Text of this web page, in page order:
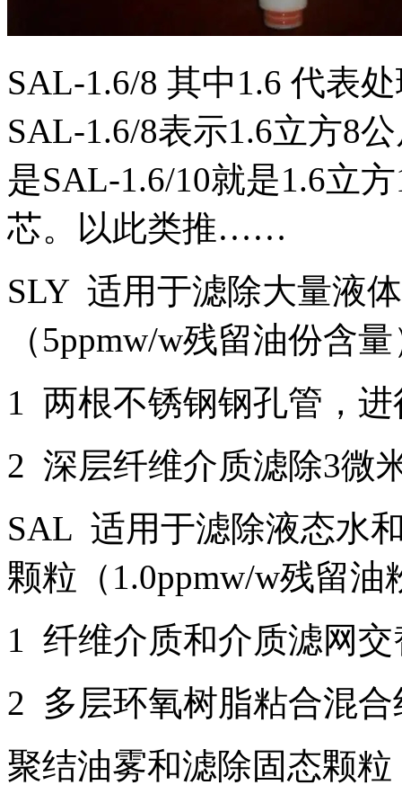
SAL-1.6/8 其中1.6 代表
SAL-1.6/8表示1.6立方8
是SAL-1.6/10就是1.6立
芯。以此类推……
SLY 适用于滤除大量液
（5ppmw/w残留油份含
1 两根不锈钢钢孔管，
2 深层纤维介质滤除3微
SAL 适用于滤除液态水
颗粒（1.0ppmw/w残留油
1 纤维介质和介质滤网
2 多层环氧树脂粘合混
聚结油雾和滤除固态颗粒